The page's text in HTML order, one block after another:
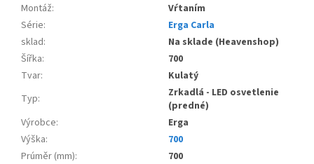
Montáž:
Vŕtaním
Série:
Erga Carla
sklad:
Na sklade (Heavenshop)
Šířka:
700
Tvar:
Kulatý
Typ:
Zrkadlá - LED osvetlenie
(predné)
Výrobce:
Erga
Výška:
700
Prúměr (mm):
700